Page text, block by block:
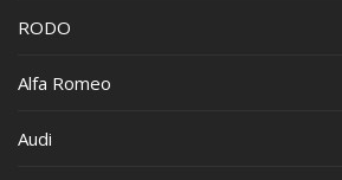
RODO
Alfa Romeo
Audi